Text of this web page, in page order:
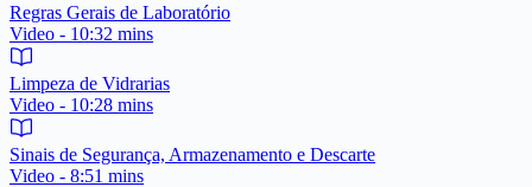
Regras Gerais de Laboratório
Video - 10:32 mins
Limpeza de Vidrarias
Video - 10:28 mins
Sinais de Segurança, Armazenamento e Descarte
Video - 8:51 mins